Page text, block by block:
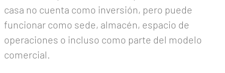
casa no cuenta como inversión, pero puede
funcionar como sede, almacén, espacio de
operaciones o incluso como parte del modelo
comercial.